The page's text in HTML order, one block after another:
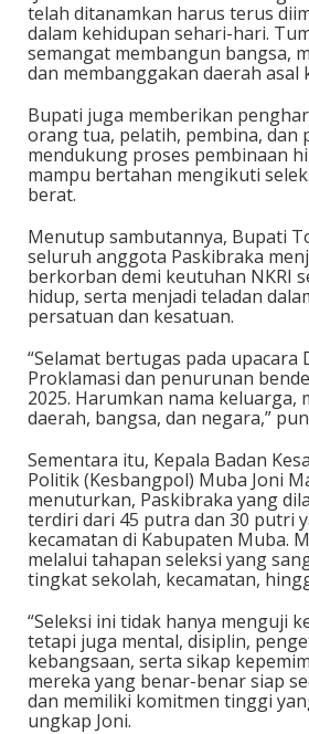
telah ditanamkan harus terus
dalam kehidupan sehari-hari.
semangat membangun bangsa,
dan membanggakan daerah asal
Bupati juga memberikan
orang tua, pelatih, pembina, dan
mendukung proses pembinaan
mampu bertahan mengikuti
berat.
Menutup sambutannya, Bupati
seluruh anggota Paskibraka
berkorban demi keutuhan NKRI
hidup, serta menjadi teladan
persatuan dan kesatuan.
“Selamat bertugas pada upacara
Proklamasi dan penurunan
2025. Harumkan nama keluarga,
daerah, bangsa, dan negara,”
Sementara itu, Kepala Badan
Politik (Kesbangpol) Muba Joni
menuturkan, Paskibraka yang
terdiri dari 45 putra dan 30 putri
kecamatan di Kabupaten Muba.
melalui tahapan seleksi yang
tingkat sekolah, kecamatan,
“Seleksi ini tidak hanya menguji
tetapi juga mental, disiplin,
kebangsaan, serta sikap
mereka yang benar-benar siap
dan memiliki komitmen tinggi
ungkap Joni.